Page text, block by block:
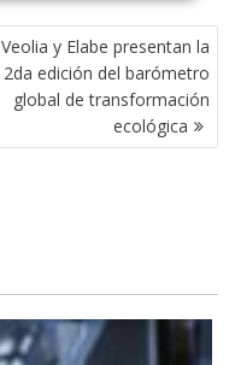
Veolia y Elabe presentan la
2da edición del barómetro
global de transformación
ecológica